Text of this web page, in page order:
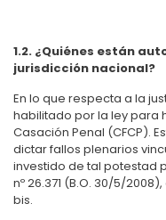
1.2. ¿Quiénes están
jurisdicción nacional?
En lo que respecta a la
habilitado por la ley para
Casación Penal (CFCP).
dictar fallos plenarios
investido de tal potestad
nº 26.371 (B.O. 30/5/2008),
bis.